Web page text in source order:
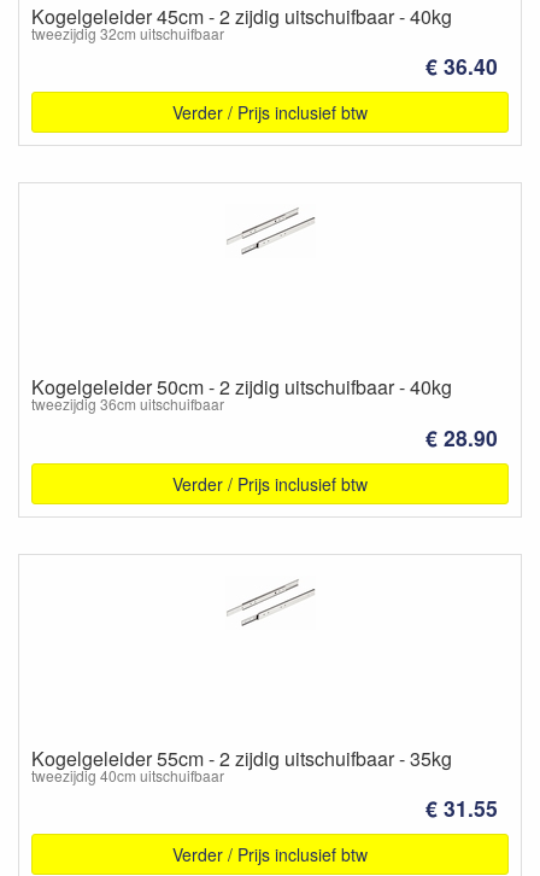
Kogelgeleider 45cm - 2 zijdig uitschuifbaar - 40kg
tweezijdig 32cm uitschuifbaar
€ 36.40
Verder / Prijs inclusief btw
Kogelgeleider 50cm - 2 zijdig uitschuifbaar - 40kg
tweezijdig 36cm uitschuifbaar
€ 28.90
Verder / Prijs inclusief btw
Kogelgeleider 55cm - 2 zijdig uitschuifbaar - 35kg
tweezijdig 40cm uitschuifbaar
€ 31.55
Verder / Prijs inclusief btw